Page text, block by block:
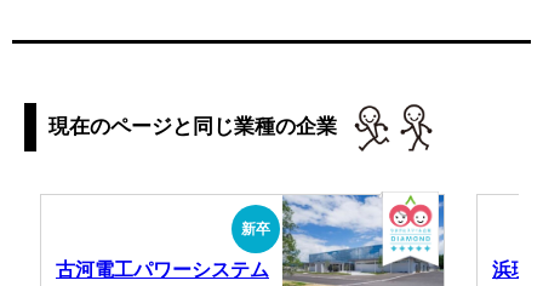
現在のページと同じ業種の企業
新卒
古河電工パワーシステム
浜理